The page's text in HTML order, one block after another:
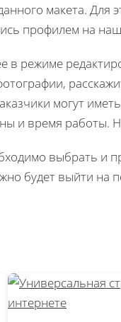
макета. Для
профилем на
в режиме
могут
время работы.
выбрать и
будет выйти на